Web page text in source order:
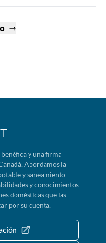
y una firma
Abordamos la
y saneamiento
y conocimientos
domésticas que las
por su cuenta.